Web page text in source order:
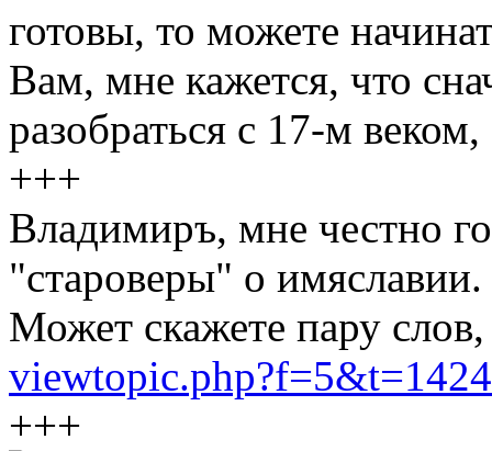
готовы, то можете
Вам, мне кажется, что
разобраться с 17-м
+++
Владимиръ, мне честно
"староверы" о имяславии.
Может скажете пару
+++